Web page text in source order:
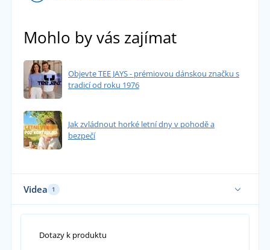
Mohlo by vás zajímat
Objevte TEE JAYS - prémiovou dánskou značku s
tradicí od roku 1976
Jak zvládnout horké letní dny v pohodě a
bezpečí
Videa 1
Dotazy k produktu